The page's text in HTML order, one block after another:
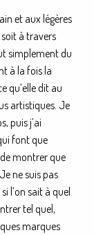
et aux légères
soit à travers
simplement du
à la fois la
qu’elle dit au
artistiques. Je
puis j’ai
font que
montrer que
ne suis pas
l’on sait à quel
tel quel,
marques